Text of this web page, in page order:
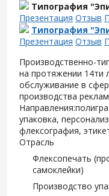
Типография
Презентация Отзыв
Типография
Презентация Отзыв
Производственно-
на протяжении 14ти
обслуживание в
производства
упаковка,
флексография,
Отрасль
Флексопечать
самоклейки)
Производство